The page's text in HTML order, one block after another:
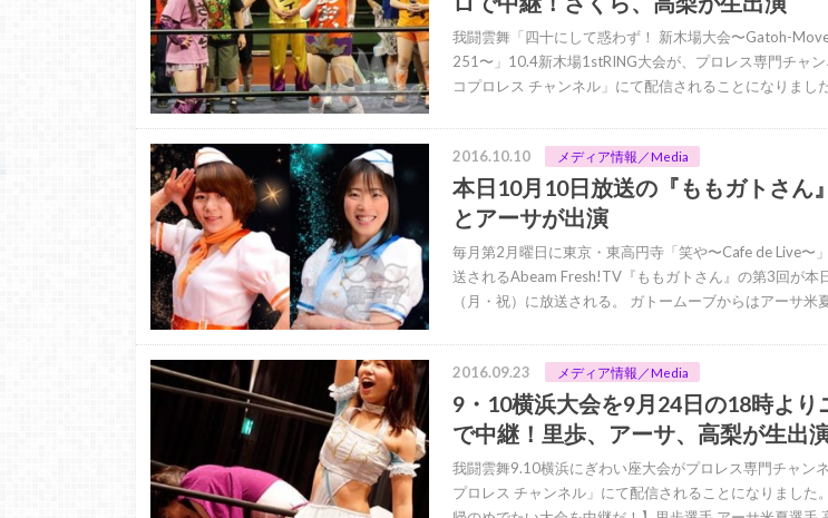
我闘雲舞「四十にして惑わず！ 新木場大会〜Gatoh-
251〜」10.4新木場1stRING大会が、プロレス専門チャン
コプロレス チャンネル」にて配信されることになりまし
2016.10.10 メディア情報／Media
本日10月10日放送の『ももガトさん
とアーサが出演
毎月第2月曜日に東京・東高円寺「笑や〜Cafe de Live〜
送されるAbeam Fresh!TV『ももガトさん』の第3回が本
（月・祝）に放送される。 ガトームーブからはアーサ米
2016.09.23 メディア情報／Media
9・10横浜大会を9月24日の18時より
で中継！里歩、アーサ、高梨が生出
我闘雲舞9.10横浜にぎわい座大会がプロレス専門チャン
プロレス チャンネル」にて配信されることになりました